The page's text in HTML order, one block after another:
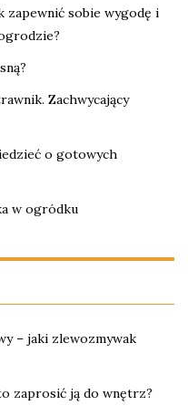
zapewnić sobie wygodę i
Zachwycający
o gotowych
w ogródku
– jaki zlewozmywak
zaprosić ją do wnętrz?